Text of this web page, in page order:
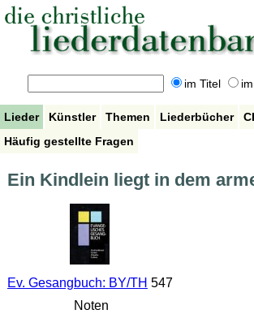
im Titel
Lieder Künstler Themen Liederbücher
Häufig gestellte Fragen
Ein Kindlein liegt in dem
Ev. Gesangbuch: BY/TH 547
Noten